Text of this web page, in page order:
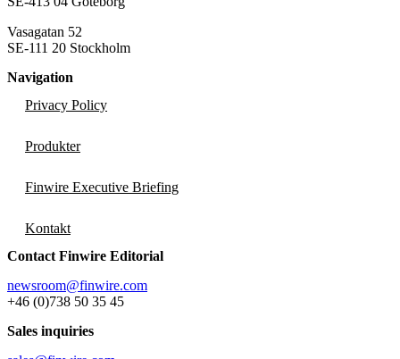
Vasagatan 52
SE-111 20 Stockholm
Navigation
Privacy Policy
Produkter
Finwire Executive Briefing
Kontakt
Contact Finwire Editorial
newsroom@finwire.com
+46 (0)738 50 35 45
Sales inquiries